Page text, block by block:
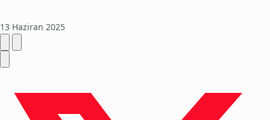
13 Haziran 2025